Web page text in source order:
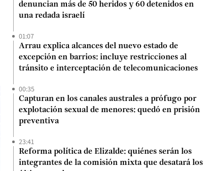
denuncian más de 50 heridos y 60 detenidos en
una redada israelí
01:07
Arrau explica alcances del nuevo estado de
excepción en barrios: incluye restricciones al
tránsito e interceptación de telecomunicaciones
00:35
Capturan en los canales australes a prófugo por
explotación sexual de menores: quedó en prisión
preventiva
23:41
Reforma política de Elizalde: quiénes serán los
integrantes de la comisión mixta que desatará los